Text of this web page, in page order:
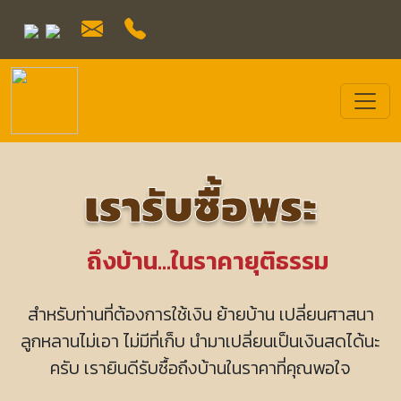
เรารับซื้อพระ
ถึงบ้าน...ในราคายุติธรรม
ลูกหลานไม่เอา ไม่มีที่เก็บ นำมาเปลี่ยนเป็นเงินสดได้นะ
ครับ เรายินดีรับซื้อถึงบ้านในราคาที่คุณพอใจ